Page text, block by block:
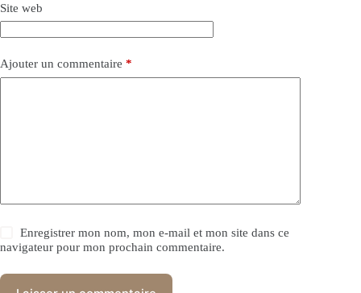
Site web
Ajouter un commentaire *
Enregistrer mon nom, mon e-mail et mon site dans ce
navigateur pour mon prochain commentaire.